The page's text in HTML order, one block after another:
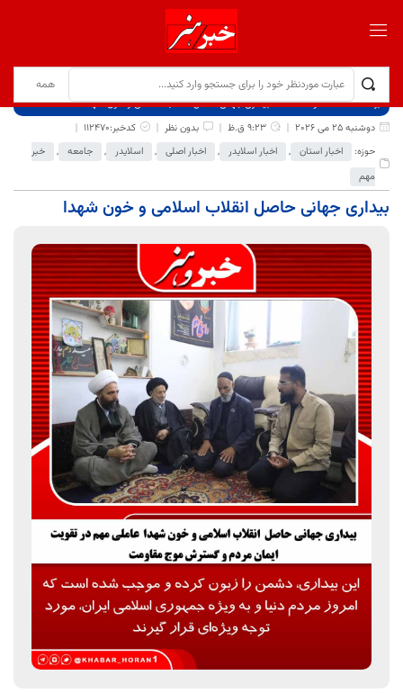
برگ نخست نوشته‌ها
بیداری جهانی حاصل انقلاب اسلامی و خون شهدا
دوشنبه 25 می 2026
9:23 ق.ظ بدون نظر
کدخبر:112470
حوزه:
اخبار استان , اخبار اسلایدر , اخبار اصلی , اسلایدر , جامعه ,
خبر
مهم
بیداری جهانی حاصل انقلاب اسلامی و خون شهدا